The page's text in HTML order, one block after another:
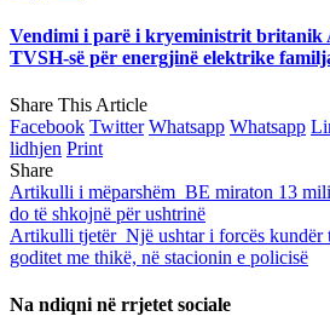
Vendimi i parë i kryeministrit britanik
TVSH-së për energjinë elektrike
Share This Article
Facebook Twitter Whatsapp Whatsapp
lidhjen Print
Share
Artikulli i mëparshëm BE miraton 13
do të shkojnë për ushtrinë
Artikulli tjetër Një ushtar i forcës kundër
goditet me thikë, në stacionin e policisë
Na ndiqni në rrjetet sociale